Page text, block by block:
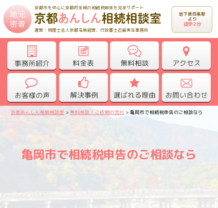
京都市を中心に京都府全域の相続税申告を完全サポート
運営：税理士法人京都名南経営、行政書士近藤実生事務所
地下鉄四条駅
より
徒歩2分
京都あんしん相続相談室 >無料相談 / ご依頼の流れ >亀岡市で相続税申告のご相談なら
亀岡市で相続税申告のご相談なら